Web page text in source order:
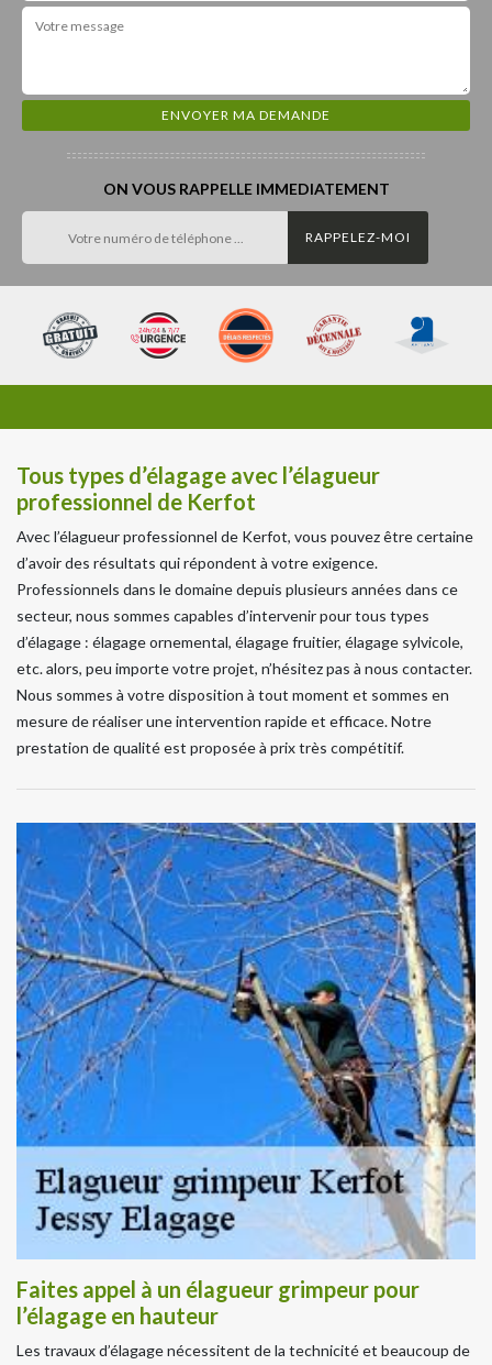
ON VOUS RAPPELLE IMMEDIATEMENT
Tous types d’élagage avec l’élagueur
professionnel de Kerfot
Avec l’élagueur professionnel de Kerfot, vous pouvez être certaine
d’avoir des résultats qui répondent à votre exigence.
Professionnels dans le domaine depuis plusieurs années dans ce
secteur, nous sommes capables d’intervenir pour tous types
d’élagage : élagage ornemental, élagage fruitier, élagage sylvicole,
etc. alors, peu importe votre projet, n’hésitez pas à nous contacter.
Nous sommes à votre disposition à tout moment et sommes en
mesure de réaliser une intervention rapide et efficace. Notre
prestation de qualité est proposée à prix très compétitif.
Faites appel à un élagueur grimpeur pour
l’élagage en hauteur
Les travaux d’élagage nécessitent de la technicité et beaucoup de